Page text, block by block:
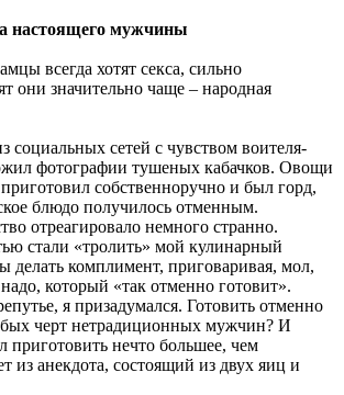
настоящего мужчины
всегда хотят секса, сильно
они значительно чаще – народная
социальных сетей с чувством воителя-
фотографии тушеных кабачков. Овощи
собственноручно и был горд,
блюдо получилось отменным.
отреагировало немного странно.
стали «тролить» мой кулинарный
комплимент, приговаривая, мол,
который «так отменно готовит».
я призадумался. Готовить отменно
черт нетрадиционных мужчин? И
приготовить нечто большее, чем
из анекдота, состоящий из двух яиц и